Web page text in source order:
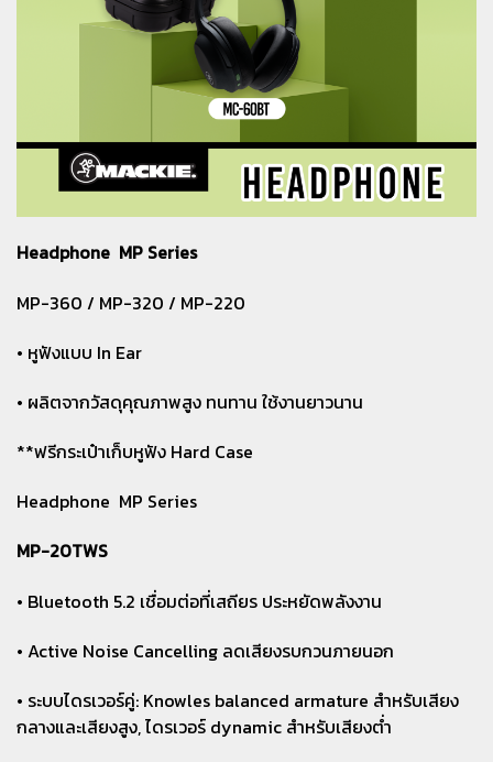
Headphone MP Series
MP-360 / MP-320 / MP-220
• หูฟังแบบ In Ear
• ผลิตจากวัสดุคุณภาพสูง ทนทาน ใช้งานยาวนาน
**ฟรีกระเป๋าเก็บหูฟัง Hard Case
Headphone MP Series
MP-20TWS
• Bluetooth 5.2 เชื่อมต่อที่เสถียร ประหยัดพลังงาน
• Active Noise Cancelling ลดเสียงรบกวนภายนอก
• ระบบไดรเวอร์คู่: Knowles balanced armature สำหรับเสียง
กลางและเสียงสูง, ไดรเวอร์ dynamic สำหรับเสียงต่ำ